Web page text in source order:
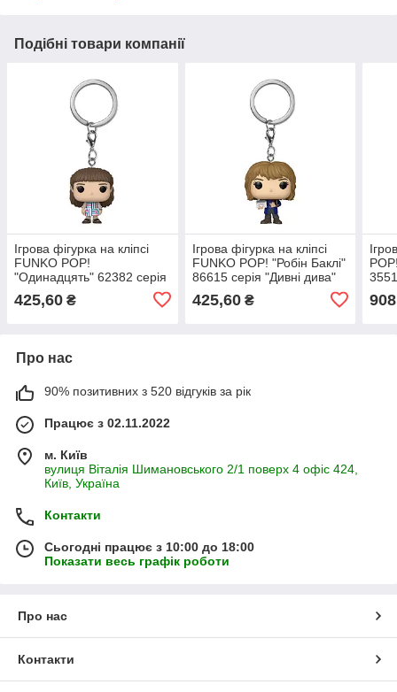
Подібні товари компанії
Ігрова фігурка на кліпсі
FUNKO POP!
"Одинадцять" 62382 серія
425,60 ₴
Ігрова фігурка на кліпсі
FUNKO POP! "Робін Баклі"
86615 серія "Дивні дива"
425,60₴
Про нас
90% позитивних з 520 відгуків за рік
Працює з 02.11.2022
м. Київ
вулиця Віталія Шимановського 2/1 поверх 4 офіс 424,
Київ, Україна
Контакти
Сьогодні працює з 10:00 до 18:00
Показати весь графік роботи
Про нас
Контакти